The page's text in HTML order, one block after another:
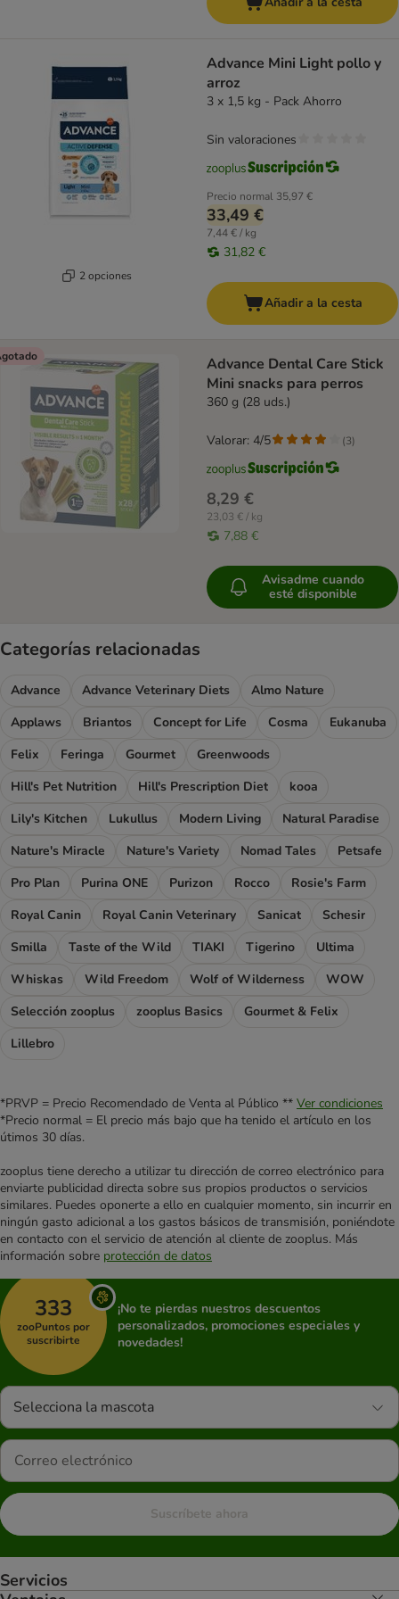
2 opciones
Advance Mini Light pollo y
arroz
3 x 1,5 kg - Pack Ahorro
Precio normal 35,97 €
33,49 €
7,44 € / kg
31,82 €
Sin valoraciones
Añadir a la cesta
Advance Dental Care Stick
Mini snacks para perros
360 g (28 uds.)
8,29 €
23,03 € / kg
7,88 €
Valorar: 4/5 (3)
Avisadme cuando
esté disponible
Categorías relacionadas
Advance Advance Veterinary Diets
Almo Nature
Applaws
Briantos Concept for Life Cosma
Eukanuba
Felix
Feringa Gourmet
Greenwoods
Hill's Pet Nutrition
Hill's Prescription Diet
kooa
Lily's Kitchen
Lukullus Modern Living
Natural Paradise
Nature's Miracle
Nature's Variety Nomad Tales
Petsafe
Pro Plan
Purina ONE Purizon Rocco
Rosie's Farm
Royal Canin
Royal Canin Veterinary Sanicat
Schesir
Smilla
Taste of the Wild TIAKI Tigerino
Ultima
Whiskas
Wild Freedom Wolf of Wilderness
WOW
Selección zooplus
zooplus Basics
Gourmet & Felix
Lillebro
*PRVP = Precio Recomendado de Venta al Público ** Ver condiciones
*Precio normal = El precio más bajo que ha tenido el artículo en los
útimos 30 días.
zooplus tiene derecho a utilizar tu dirección de correo electrónico para
enviarte publicidad directa sobre sus propios productos o servicios
similares. Puedes oponerte a ello en cualquier momento, sin incurrir en
ningún gasto adicional a los gastos básicos de transmisión, poniéndote
en contacto con el servicio de atención al cliente de zooplus. Más
información sobre protección de datos
333
zooPuntos por
suscribirte
¡No te pierdas nuestros descuentos
personalizados, promociones especiales y
novedades!
Selecciona la mascota
Suscríbete ahora
Servicios